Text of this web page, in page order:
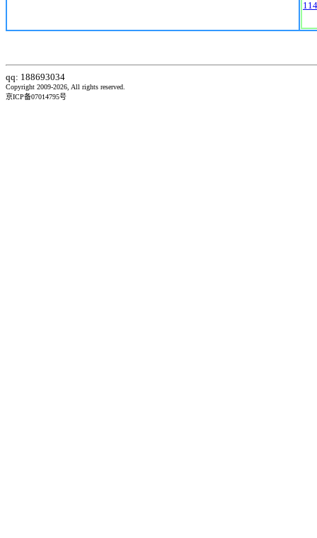
qq: 188693034
Copyright 2009-2026, All rights reserved.
京ICP备07014795号